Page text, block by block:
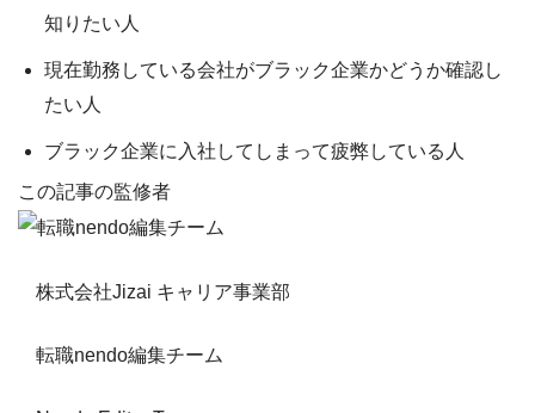
知りたい人
現在勤務している会社がブラック企業かどうか確認し
たい人
ブラック企業に入社してしまって疲弊している人
この記事の監修者
株式会社Jizai キャリア事業部
転職nendo編集チーム